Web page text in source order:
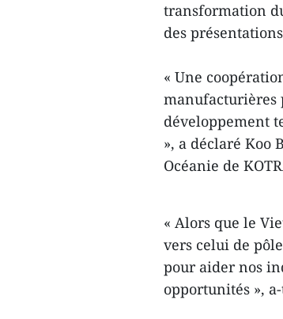
transformation
des
« Une
manufacturières
développement
», a déclaré Koo
Océanie de
« Alors que le
vers celui de
pour aider nos
opportunités »,